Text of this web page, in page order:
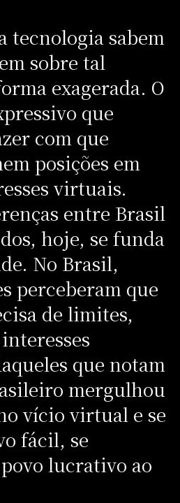
tecnologia sabem
sobre tal
exagerada. O
que
com que
posições em
virtuais.
entre Brasil
hoje, se funda
No Brasil,
perceberam que
de limites,
que notam
mergulhou
vício virtual e se
fácil, se
lucrativo ao